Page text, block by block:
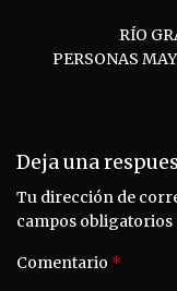
RÍO
PERSONAS
Deja una
Tu dirección de
campos
Comentario *